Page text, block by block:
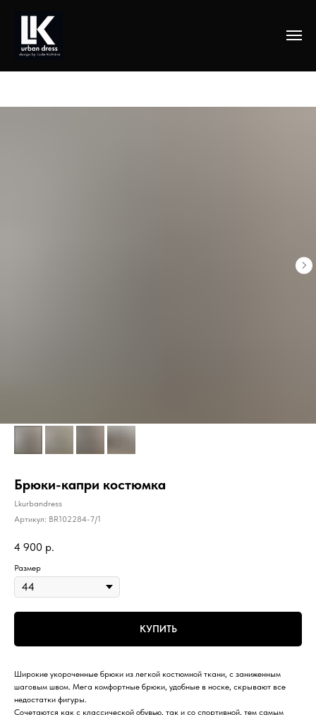
Брюки-капри костюмка
Lkurbandress
Артикул: BR102284-7/1
4 900 р.
Размер
КУПИТЬ
Широкие укороченные брюки из легкой костюмной ткани, с заниженным
шаговым швом. Мега комфортные брюки, удобные в носке, скрывают все
недостатки фигуры.
Сочетаются как с классической обувью, так и со спортивной, тем самым